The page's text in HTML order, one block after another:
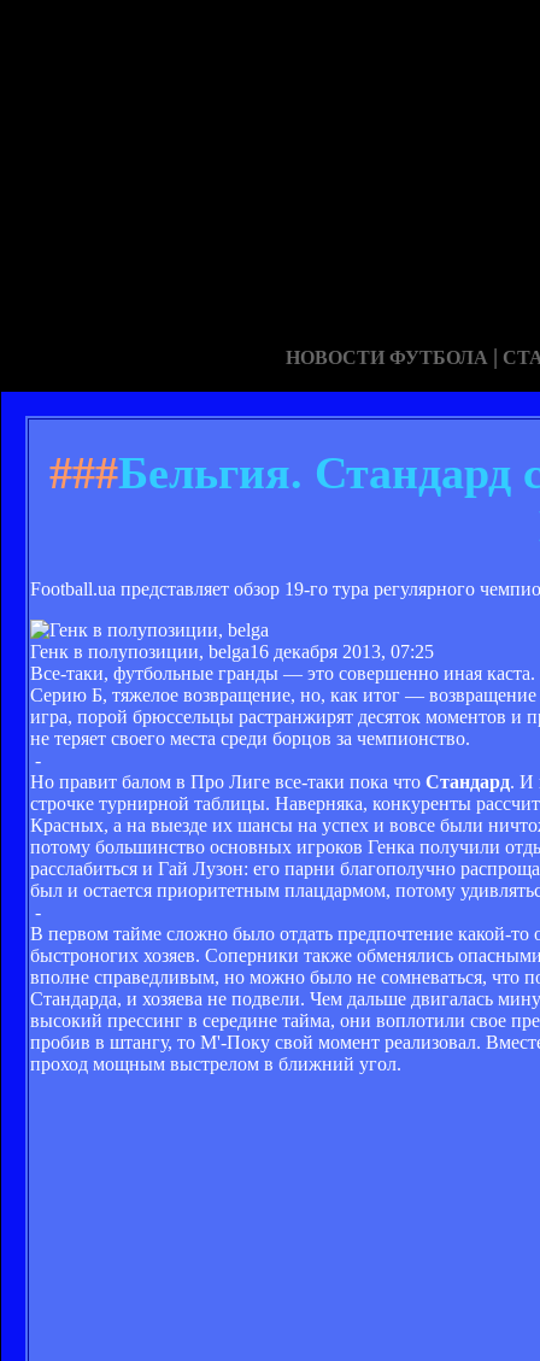
НОВОСТИ ФУТБОЛА |
###Бельгия. Стандард
Football.ua представляет обзор 19-го тура регулярного
Генк в полупозиции, belga16 декабря 2013, 07:25
Все-таки, футбольные гранды — это совершенно иная
Серию Б, тяжелое возвращение, но, как итог —
игра, порой брюссельцы растранжирят десяток моментов
не теряет своего места среди борцов за чемпионство.
-
Но правит балом в Про Лиге все-таки пока что Стандард. И
строчке турнирной таблицы. Наверняка, конкуренты
Красных, а на выезде их шансы на успех и вовсе были
потому большинство основных игроков Генка получили
расслабиться и Гай Лузон: его парни благополучно
был и остается приоритетным плацдармом, потому
-
В первом тайме сложно было отдать предпочтение какой-то
быстроногих хозяев. Соперники также обменялись
вполне справедливым, но можно было не сомневаться, что
Стандарда, и хозяева не подвели. Чем дальше двигалась
высокий прессинг в середине тайма, они воплотили свое
пробив в штангу, то М'-Поку свой момент реализовал.
проход мощным выстрелом в ближний угол.